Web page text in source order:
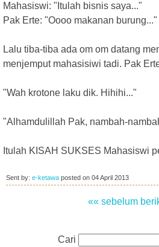
Mahasiswi: "Itulah bisnis saya..."
Pak Erte: "Oooo makanan burung..."
Lalu tiba-tiba ada om om datang
menjemput mahasisiwi tadi. Pak
"Wah krotone laku dik. Hihihi..."
"Alhamdulillah Pak, nambah-
Itulah KISAH SUKSES Mahasiswi
Sent by: e-ketawa posted on 04 April 2013
«« sebelum
Cari